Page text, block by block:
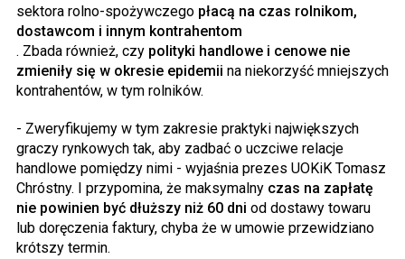
sektora rolno-spożywczego płacą na czas rolnikom,
dostawcom i innym kontrahentom
. Zbada również, czy polityki handlowe i cenowe nie
zmieniły się w okresie epidemii na niekorzyść mniejszych
kontrahentów, w tym rolników.
- Zweryfikujemy w tym zakresie praktyki największych
graczy rynkowych tak, aby zadbać o uczciwe relacje
handlowe pomiędzy nimi - wyjaśnia prezes UOKiK Tomasz
Chróstny. I przypomina, że maksymalny czas na zapłatę
nie powinien być dłuższy niż 60 dni od dostawy towaru
lub doręczenia faktury, chyba że w umowie przewidziano
krótszy termin.